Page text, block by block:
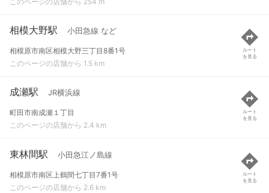
相模大野駅 小田急線 など
相模原市南区相模大野三丁目8番1号
このページの店舗から 1.5 km
ルート
を見る
成瀬駅 JR横浜線
町田市南成瀬１丁目
このページの店舗から 2.4 km
ルート
を見る
東林間駅 小田急江ノ島線
相模原市南区上鶴間七丁目7番1号
このページの店舗から 2.6 km
ルート
を見る